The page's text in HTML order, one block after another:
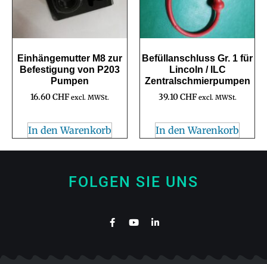
Einhängemutter M8 zur
Befestigung von P203
Pumpen
16.60CHF excl. MWSt.
In den Warenkorb
Befüllanschluss Gr. 1 für
Lincoln / ILC
Zentralschmierpumpen
39.10CHF excl. MWSt.
In den Warenkorb
FOLGEN SIE UNS